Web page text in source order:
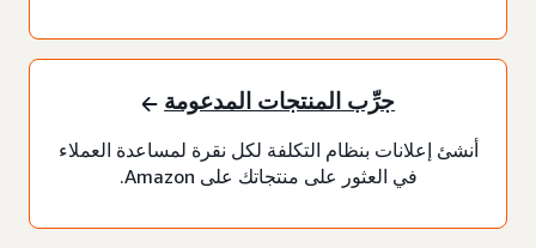
جرِّب المنتجات المدعومة
أنشئ إعلانات بنظام التكلفة لكل نقرة لمساعدة العملاء
في العثور على منتجاتك على Amazon.